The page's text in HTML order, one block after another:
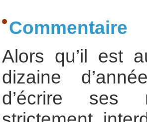
Commentaire
Alors qu’il est
dizaine
d’écrire ses